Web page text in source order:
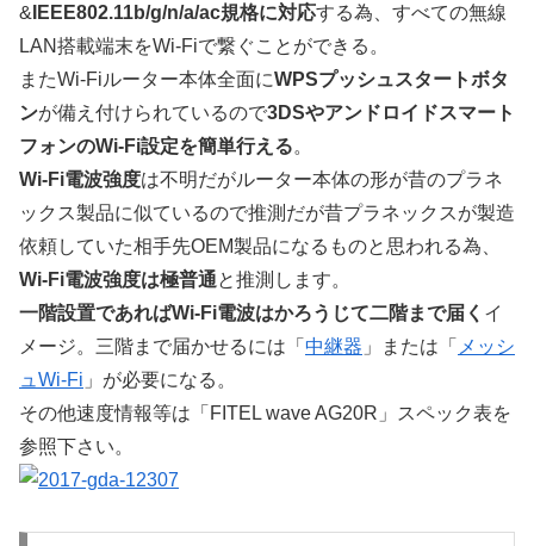
& IEEE802.11b/g/n/a/ac規格に対応する為、すべての無線
LAN搭載端末をWi-Fiで繋ぐことができる。
またWi-Fiルーター本体全面にWPSプッシュスタートボタ
ンが備え付けられているので3DSやアンドロイドスマート
フォンのWi-Fi設定を簡単行える。
Wi-Fi電波強度は不明だがルーター本体の形が昔のプラネ
ックス製品に似ているので推測だが昔プラネックスが製造
依頼していた相手先OEM製品になるものと思われる為、
Wi-Fi電波強度は極普通と推測します。
一階設置であればWi-Fi電波はかろうじて二階まで届く イ
メージ。三階まで届かせるには「 中継器 」または「 メッシ
ュWi-Fi 」が必要になる。
その他速度情報等は「FITEL wave AG20R」スペック表を
参照下さい。